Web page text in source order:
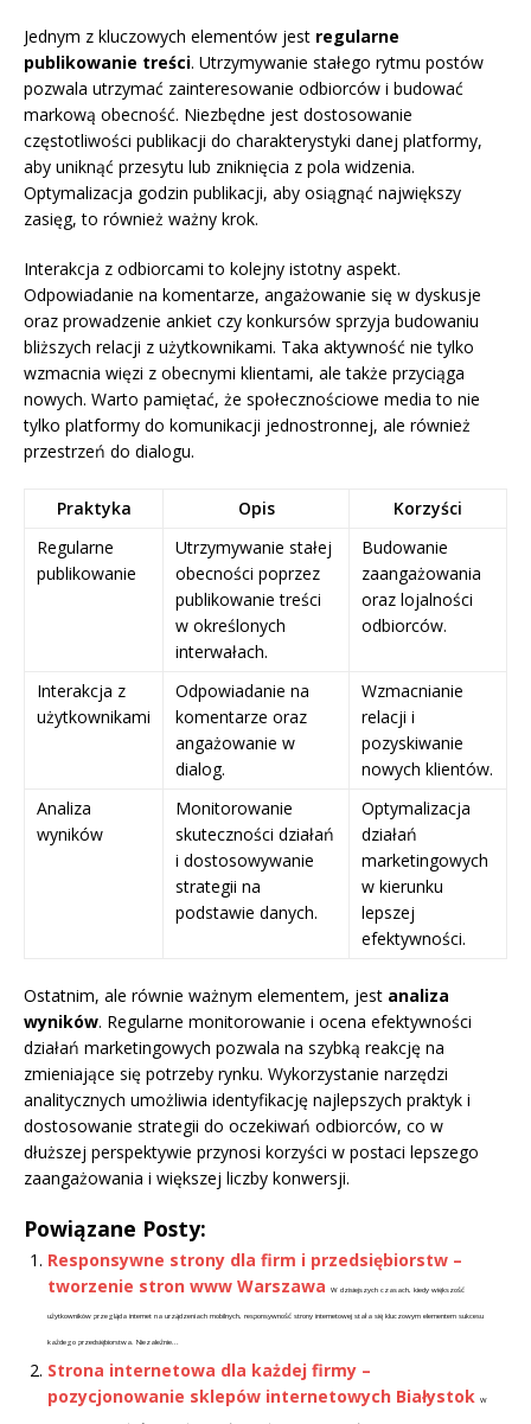
Jednym z kluczowych elementów jest regularne
publikowanie treści. Utrzymywanie stałego rytmu postów
pozwala utrzymać zainteresowanie odbiorców i budować
markową obecność. Niezbędne jest dostosowanie
częstotliwości publikacji do charakterystyki danej platformy,
aby uniknąć przesytu lub zniknięcia z pola widzenia.
Optymalizacja godzin publikacji, aby osiągnąć największy
zasięg, to również ważny krok.
Interakcja z odbiorcami to kolejny istotny aspekt.
Odpowiadanie na komentarze, angażowanie się w dyskusje
oraz prowadzenie ankiet czy konkursów sprzyja budowaniu
bliższych relacji z użytkownikami. Taka aktywność nie tylko
wzmacnia więzi z obecnymi klientami, ale także przyciąga
nowych. Warto pamiętać, że społecznościowe media to nie
tylko platformy do komunikacji jednostronnej, ale również
przestrzeń do dialogu.
Praktyka Opis
Korzyści
Regularne
publikowanie
Utrzymywanie stałej
obecności poprzez
publikowanie treści
w określonych
interwałach.
Budowanie
zaangażowania
oraz lojalności
odbiorców.
Interakcja z
użytkownikami
Odpowiadanie na
komentarze oraz
angażowanie w
dialog.
Wzmacnianie
relacji i
pozyskiwanie
nowych klientów.
Analiza
wyników
Monitorowanie
skuteczności działań
i dostosowywanie
strategii na
podstawie danych.
Optymalizacja
działań
marketingowych
w kierunku
lepszej
efektywności.
Ostatnim, ale równie ważnym elementem, jest analiza
wyników. Regularne monitorowanie i ocena efektywności
działań marketingowych pozwala na szybką reakcję na
zmieniające się potrzeby rynku. Wykorzystanie narzędzi
analitycznych umożliwia identyfikację najlepszych praktyk i
dostosowanie strategii do oczekiwań odbiorców, co w
dłuższej perspektywie przynosi korzyści w postaci lepszego
zaangażowania i większej liczby konwersji.
Powiązane Posty:
Responsywne strony dla firm i przedsiębiorstw –
tworzenie stron www Warszawa
W dzisiejszych czasach, kiedy większość
użytkowników przegląda internet na urządzeniach mobilnych, responsywność strony internetowej stała się kluczowym elementem sukcesu
każdego przedsiębiorstwa. Niezależnie...
Strona internetowa dla każdej firmy –
pozycjonowanie sklepów internetowych Białystok W